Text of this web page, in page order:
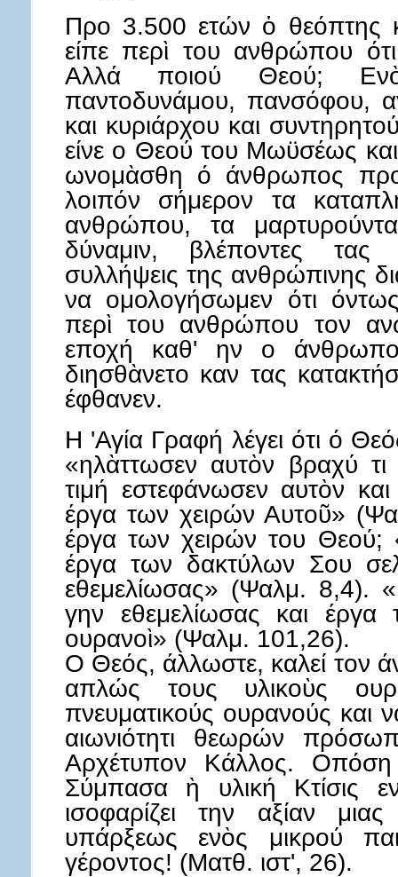
Προ 3.500 ετών ὁ θεόπτης
είπε περὶ του ανθρώπου
Αλλά ποιού Θεού;
παντοδυνάμου, πανσόφου,
και κυριάρχου και
είνε ο Θεού του Μωϋσέως
ωνομὰσθη ό άνθρωπος
λοιπόν σήμερον τα
ανθρώπου, τα
δύναμιν, βλέποντες
συλλήψεις της ανθρώπινης
να ομολογήσωμεν ότι
περὶ του ανθρώπου τον
εποχή καθ' ην ο
διησθὰνετο καν τας
έφθανεν.
Η 'Αγία Γραφή λέγει ότι ό
«ηλὰττωσεν αυτὸν βραχύ
τιμή εστεφάνωσεν αυτὸν
έργα των χειρών Αυτοῦ»
έργα των χειρών του Θεού;
έργα των δακτύλων Σου
εθεμελίωσας» (Ψαλμ. 8,4).
γην εθεμελίωσας και έργα
ουρανοὶ» (Ψαλμ. 101,26).
Ο Θεός, άλλωστε, καλεί τον
απλώς τους υλικοὺς
πνευματικούς ουρανούς και
αιωνιότητι θεωρών
Αρχέτυπον Κάλλος.
Σύμπασα ὴ υλική Κτίσις
ισοφαρίζει την αξίαν
υπάρξεως ενὸς μικρού
γέροντος! (Ματθ. ιστ', 26).